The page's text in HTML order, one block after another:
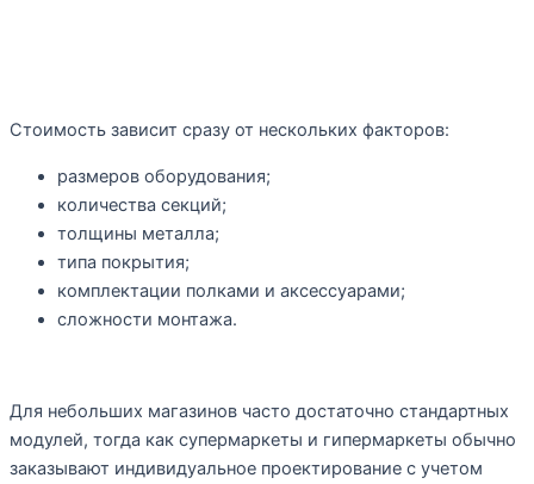
Стоимость зависит сразу от нескольких факторов:
размеров оборудования;
количества секций;
толщины металла;
типа покрытия;
комплектации полками и аксессуарами;
сложности монтажа.
Для небольших магазинов часто достаточно стандартных
модулей, тогда как супермаркеты и гипермаркеты обычно
заказывают индивидуальное проектирование с учетом